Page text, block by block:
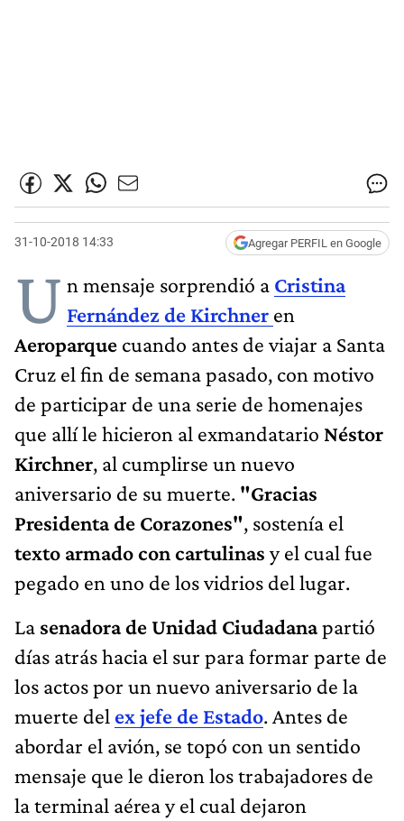
31-10-2018 14:33 Agregar PERFIL en Google
U n mensaje sorprendió a Cristina
Fernández de Kirchner en
Aeroparque cuando antes de viajar a Santa
Cruz el fin de semana pasado, con motivo
de participar de una serie de homenajes
que allí le hicieron al exmandatario Néstor
Kirchner, al cumplirse un nuevo
aniversario de su muerte. "Gracias
Presidenta de Corazones", sostenía el
texto armado con cartulinas y el cual fue
pegado en uno de los vidrios del lugar.
La senadora de Unidad Ciudadanapartió
días atrás hacia el sur para formar parte de
los actos por un nuevo aniversario de la
muerte del ex jefe de Estado. Antes de
abordar el avión, se topó con un sentido
mensaje que le dieron los trabajadores de
la terminal aérea y el cual dejaron